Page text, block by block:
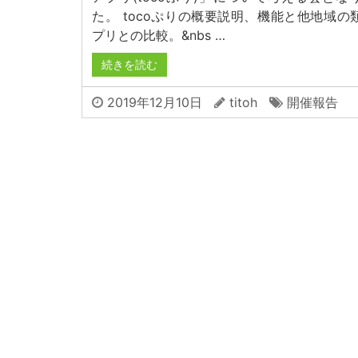
た。 tocoぷりの概要説明、機能と他地域の
プリとの比較。&nbs …
続きを読む
2019年12月10日 titoh 開催報告